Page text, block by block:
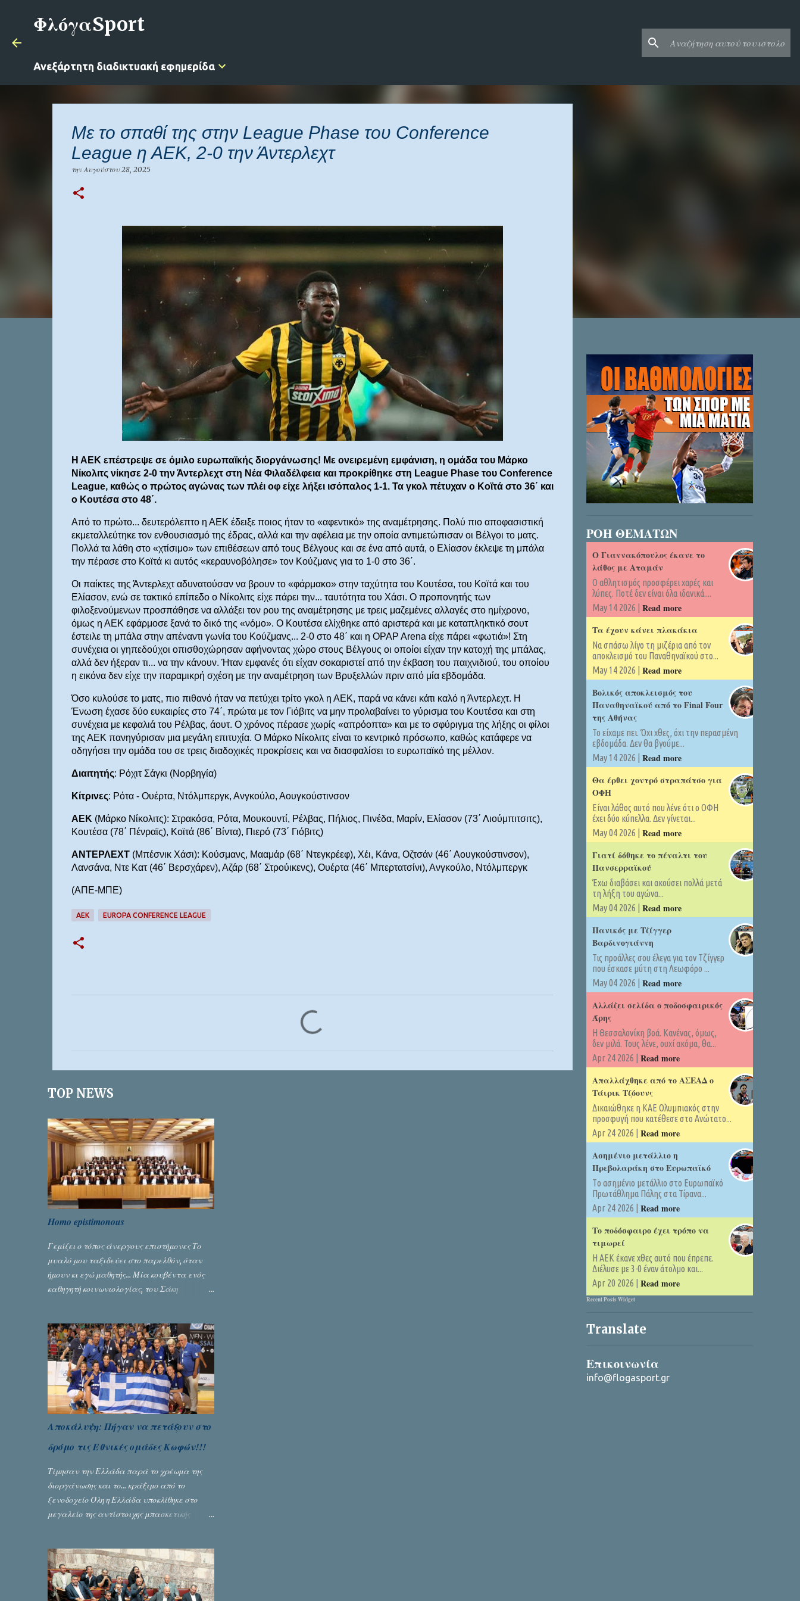
ΦλόγαSport
Ανεξάρτητη διαδικτυακή εφημερίδα
Με το σπαθί της στην League Phase του Conference
League η ΑΕΚ, 2-0 την Άντερλεχτ
τηνΑυγούστου 28, 2025
Η ΑΕΚ επέστρεψε σε όμιλο ευρωπαϊκής διοργάνωσης! Με ονειρεμένη εμφάνιση, η ομάδα του Μάρκο
Νίκολιτς νίκησε 2-0 την Άντερλεχτ στη Νέα Φιλαδέλφεια και προκρίθηκε στη League Phase του Conference
League, καθώς ο πρώτος αγώνας των πλέι οφ είχε λήξει ισόπαλος 1-1. Τα γκολ πέτυχαν ο Κοϊτά στο 36΄ και
ο Κουτέσα στο 48΄.
Από το πρώτο... δευτερόλεπτο η ΑΕΚ έδειξε ποιος ήταν το «αφεντικό» της αναμέτρησης. Πολύ πιο αποφασιστική
εκμεταλλεύτηκε τον ενθουσιασμό της έδρας, αλλά και την αφέλεια με την οποία αντιμετώπισαν οι Βέλγοι το ματς.
Πολλά τα λάθη στο «χτίσιμο» των επιθέσεων από τους Βέλγους και σε ένα από αυτά, ο Ελίασον έκλεψε τη μπάλα
την πέρασε στο Κοϊτά κι αυτός «κεραυνοβόλησε» τον Κούζμανς για το 1-0 στο 36΄.
Οι παίκτες της Άντερλεχτ αδυνατούσαν να βρουν το «φάρμακο» στην ταχύτητα του Κουτέσα, του Κοϊτά και του
Ελίασον, ενώ σε τακτικό επίπεδο ο Νίκολιτς είχε πάρει την... ταυτότητα του Χάσι. Ο προπονητής των
φιλοξενούμενων προσπάθησε να αλλάξει τον ρου της αναμέτρησης με τρεις μαζεμένες αλλαγές στο ημίχρονο,
όμως η ΑΕΚ εφάρμοσε ξανά το δικό της «νόμο». Ο Κουτέσα ελίχθηκε από αριστερά και με καταπληκτικό σουτ
έστειλε τη μπάλα στην απέναντι γωνία του Κούζμανς... 2-0 στο 48΄ και η OPAP Arena είχε πάρει «φωτιά»! Στη
συνέχεια οι γηπεδούχοι οπισθοχώρησαν αφήνοντας χώρο στους Βέλγους οι οποίοι είχαν την κατοχή της μπάλας,
αλλά δεν ήξεραν τι... να την κάνουν. Ήταν εμφανές ότι είχαν σοκαριστεί από την έκβαση του παιχνιδιού, του οποίου
η εικόνα δεν είχε την παραμικρή σχέση με την αναμέτρηση των Βρυξελλών πριν από μία εβδομάδα.
Όσο κυλούσε το ματς, πιο πιθανό ήταν να πετύχει τρίτο γκολ η ΑΕΚ, παρά να κάνει κάτι καλό η Άντερλεχτ. Η
Ένωση έχασε δύο ευκαιρίες στο 74΄, πρώτα με τον Γιόβιτς να μην προλαβαίνει το γύρισμα του Κουτέσα και στη
συνέχεια με κεφαλιά του Ρέλβας, άουτ. Ο χρόνος πέρασε χωρίς «απρόοπτα» και με το σφύριγμα της λήξης οι φίλοι
της ΑΕΚ πανηγύρισαν μια μεγάλη επιτυχία. Ο Μάρκο Νίκολιτς είναι το κεντρικό πρόσωπο, καθώς κατάφερε να
οδηγήσει την ομάδα του σε τρεις διαδοχικές προκρίσεις και να διασφαλίσει το ευρωπαϊκό της μέλλον.
Διαιτητής: Ρόχιτ Σάγκι (Νορβηγία)
Κίτρινες: Ρότα - Ουέρτα, Ντόλμπεργκ, Ανγκούλο, Αουγκούστινσον
ΑΕΚ (Μάρκο Νίκολιτς): Στρακόσα, Ρότα, Μουκουντί, Ρέλβας, Πήλιος, Πινέδα, Μαρίν, Ελίασον (73΄ Λιούμπιτσιτς),
Κουτέσα (78΄ Πένραϊς), Κοϊτά (86΄ Βίντα), Πιερό (73΄ Γιόβιτς)
ΑΝΤΕΡΛΕΧΤ(Μπέσνικ Χάσι): Κούσμανς, Μααμάρ (68΄ Ντεγκρέεφ), Χέι, Κάνα, Οζτσάν (46΄ Αουγκούστινσον),
Λανσάνα, Ντε Κατ (46΄ Βερσχάρεν), Αζάρ (68΄ Στρούικενς), Ουέρτα (46΄ Μπερτατσίνι), Ανγκούλο, Ντόλμπεργκ
(ΑΠΕ-ΜΠΕ)
ΑΕΚ EUROPA CONFERENCE LEAGUE
α
TOP NEWS
Homo epistimonous
Γεμίζει ο τόπος άνεργους επιστήμονες Το
μυαλό μου ταξιδεύει στο παρελθόν, όταν
ήμουν κι εγώ μαθητής... Μία κουβέντα ενός
καθηγητή κοινωνιολογίας, του Σάκη
Γράφει ο Σταύρος Αλευρογιάννης
Αποκάλυψη: Πήγαν να πετάξουν στο
δρόμο τις Εθνικές ομάδες Κωφών!!!
Τίμησαν την Ελλάδα παρά το χρέωμα της
διοργάνωσης και το... κράξιμο από το
ξενοδοχείο Όλη η Ελλάδα υποκλίθηκε στο
μεγαλείο της αντίστοιχης μπασκετικής
πρωταθλήματος κωφών που διεξήχθη στη
Θεσσανολίκη τις προηγουμενες ημέρες. Πίσω
από την λάμψη και την αποθέωση που
ΡΟΗ ΘΕΜΑΤΩΝ
Ο Γιαννακόπουλος έκανε το
λάθος με Αταμάν
Ο αθλητισμός προσφέρει χαρές και
λύπες. Ποτέ δεν είναι όλα ιδανικά....
May 14 2026 | Read more
Τα έχουν κάνει πλακάκια
Να σπάσω λίγο τη μιζέρια από τον
αποκλεισμό του Παναθηναϊκού στο...
May 14 2026 | Read more
Βολικός αποκλεισμός του
Παναθηναϊκού από το Final Four
της Αθήνας
Το είχαμε πει. Όχι χθες, όχι την περασμένη
εβδομάδα. Δεν θα βγούμε...
May 14 2026 | Read more
Θα έρθει χοντρό στραπάτσο για
ΟΦΗ
Είναι λάθος αυτό που λένε ότι ο ΟΦΗ
έχει δύο κύπελλα. Δεν γίνεται...
May 04 2026 | Read more
Γιατί δόθηκε το πέναλτι του
Πανσερραϊκού
Έχω διαβάσει και ακούσει πολλά μετά
τη λήξη του αγώνα...
May 04 2026 | Read more
Πανικός με Τζίγγερ
Βαρδινογιάννη
Τις προάλλες σου έλεγα για τον Τζίγγερ
που έσκασε μύτη στη Λεωφόρο ...
May 04 2026 | Read more
Αλλάζει σελίδα ο ποδοσφαιρικός
Άρης
Η Θεσσαλονίκη βοά. Κανένας, όμως,
δεν μιλά. Τους λένε, ουχί ακόμα, θα...
Apr 24 2026 | Read more
Απαλλάχθηκε από το ΑΣΕΑΔ ο
Τάιρικ Τζόουνς
Δικαιώθηκε η ΚΑΕ Ολυμπιακός στην
προσφυγή που κατέθεσε στο Ανώτατο...
Apr 24 2026 | Read more
Ασημένιο μετάλλιο η
Πρεβολαράκη στο Ευρωπαϊκό
Tο ασημένιο μετάλλιο στο Ευρωπαϊκό
Πρωτάθλημα Πάλης στα Τίρανα...
Apr 24 2026 | Read more
Το ποδόσφαιρο έχει τρόπο να
τιμωρεί
Η ΑΕΚ έκανε χθες αυτό που έπρεπε.
Διέλυσε με 3-0 έναν άτολμο και...
Apr 20 2026 | Read more
Recent Posts Widget
Translate
Επικοινωνία
info@flogasport.gr